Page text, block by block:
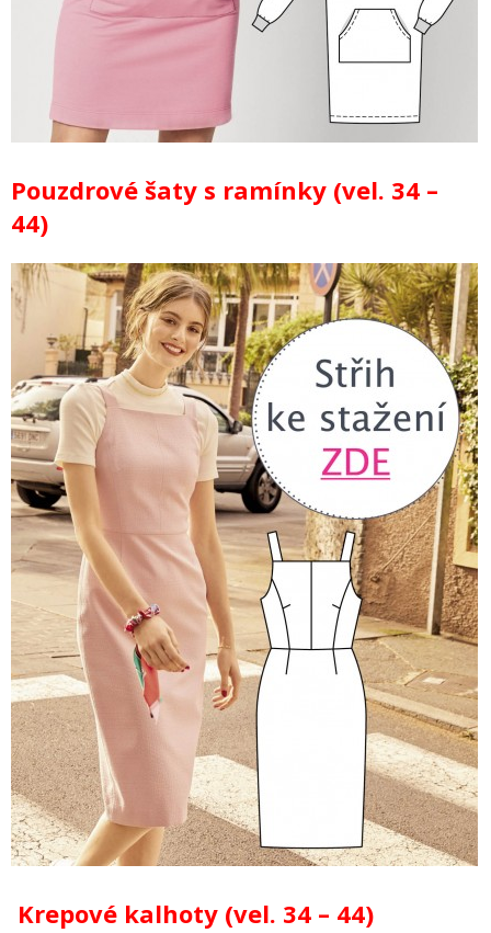
Pouzdrové šaty s ramínky (vel. 34 –
44)
Krepové kalhoty (vel. 34 – 44)